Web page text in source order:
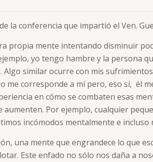
la conferencia que impartió el Ven.
propia mente intentando disminuir
yo tengo hambre y la persona
similar ocurre con mis
me corresponde a mí pero, eso sí, él
en cómo se combaten esas
Por ejemplo, cualquier
incómodos mentalmente e incluso
una mente que engrandece lo que
Este enfado no sólo nos daña a